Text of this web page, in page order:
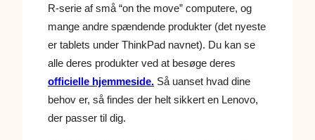
R-serie af små “on the move” computere, og
mange andre spændende produkter (det nyeste
er tablets under ThinkPad navnet). Du kan se
alle deres produkter ved at besøge deres
officielle hjemmeside. Så uanset hvad dine
behov er, så findes der helt sikkert en Lenovo,
der passer til dig.